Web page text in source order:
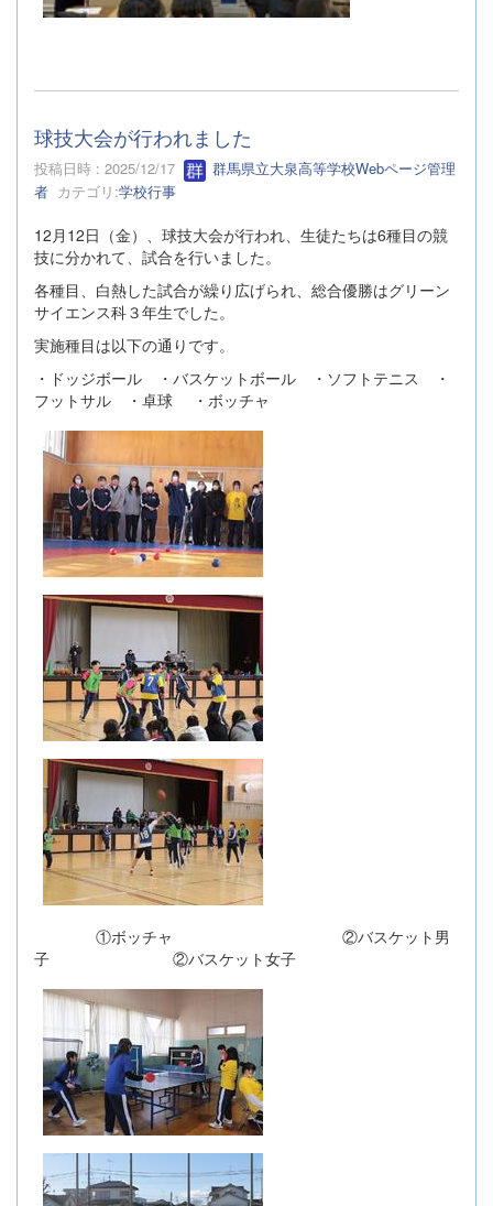
球技大会が行われました
投稿日時 : 2025/12/17
群馬県立大泉高等学校Webページ管理
者 カテゴリ:学校行事
12月12日（金）、球技大会が行われ、生徒たちは6種目の競
技に分かれて、試合を行いました。
各種目、白熱した試合が繰り広げられ、総合優勝はグリーン
サイエンス科３年生でした。
実施種目は以下の通りです。
・ドッジボール ・バスケットボール ・ソフトテニス ・
フットサル ・卓球 ・ボッチャ
①ボッチャ ②バスケット男
子 ②バスケット女子